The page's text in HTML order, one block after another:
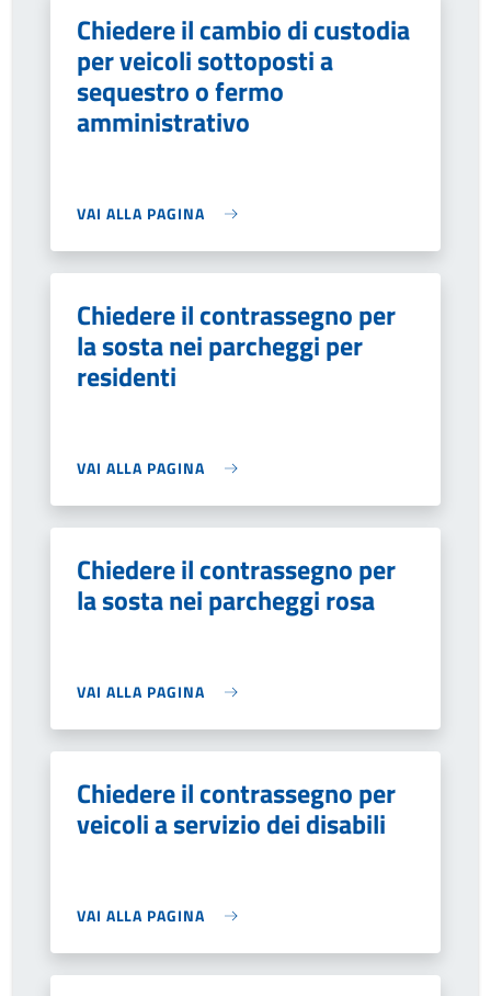
Chiedere il cambio di custodia
per veicoli sottoposti a
sequestro o fermo
amministrativo
VAI ALLA PAGINA
Chiedere il contrassegno per
la sosta nei parcheggi per
residenti
VAI ALLA PAGINA
Chiedere il contrassegno per
la sosta nei parcheggi rosa
VAI ALLA PAGINA
Chiedere il contrassegno per
veicoli a servizio dei disabili
VAI ALLA PAGINA